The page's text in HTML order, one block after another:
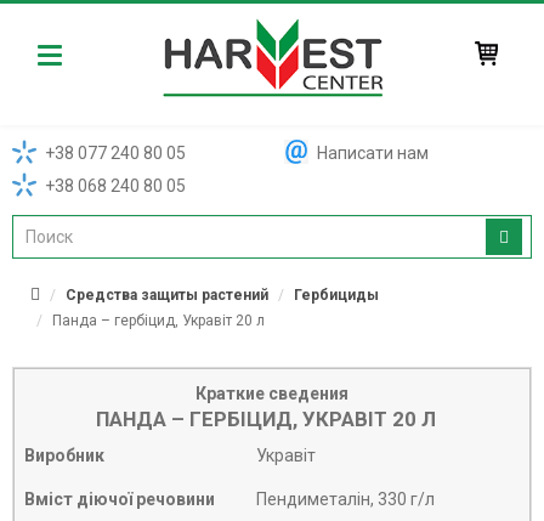
Harvest
+38 077 240 80 05
+38 068 240 80 05
Написати нам
Средства защиты растений
Гербициды
Панда – гербіцид, Укравіт 20 л
Краткие сведения
ПАНДА – ГЕРБІЦИД, УКРАВІТ 20 Л
Виробник Укравіт
Вміст діючої речовини Пендиметалін, 330 г/л